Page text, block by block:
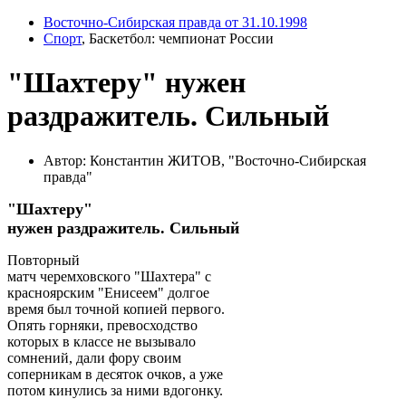
Восточно-Сибирская правда от 31.10.1998
Спорт, Баскетбол: чемпионат России
"Шахтеру" нужен
раздражитель. Сильный
Автор: Константин ЖИТОВ, "Восточно-Сибирская
правда"
"Шахтеру"
нужен раздражитель. Сильный
Повторный
матч черемховского "Шахтера" с
красноярским "Енисеем" долгое
время был точной копией первого.
Опять горняки, превосходство
которых в классе не вызывало
сомнений, дали фору своим
соперникам в десяток очков, а уже
потом кинулись за ними вдогонку.